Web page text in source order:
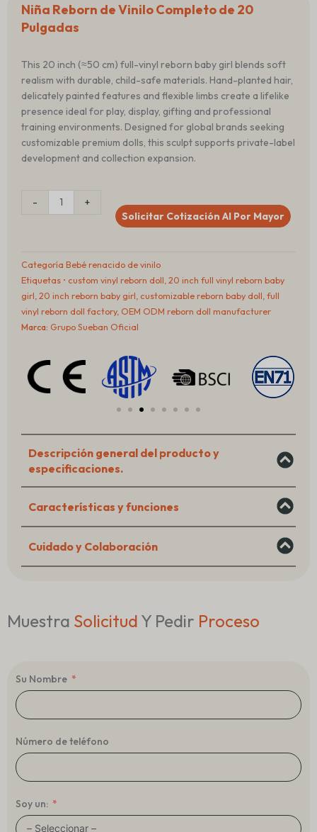
Niña Reborn de Vinilo Completo de 20
Pulgadas
This 20 inch (≈50 cm) full-vinyl reborn baby girl blends soft
realism with durable, child-safe materials. Hand-planted hair,
delicately painted features and flexible limbs create a lifelike
presence ideal for play, display, gifting and professional
training environments. Designed for global brands seeking
customizable premium dolls, this sculpt supports private-label
development and collection expansion.
-
Cantidad
Vinyl
Reborn
Baby
Girl
+
Solicitar Cotización Al Por Mayor
Categoría Bebé renacido de vinilo
Etiquetas • custom vinyl reborn doll 20 inch full vinyl reborn baby
girl 20 inch reborn baby girl customizable reborn baby doll full
vinyl reborn doll factory, OEM ODM reborn doll manufacturer
Marca: Grupo Sueban Oficial
Descripción general del producto y
especificaciones.
Características y funciones
Cuidado y Colaboración
Muestra Solicitud Y Pedir Proceso
Su Nombre
Número de teléfono
Soy un: